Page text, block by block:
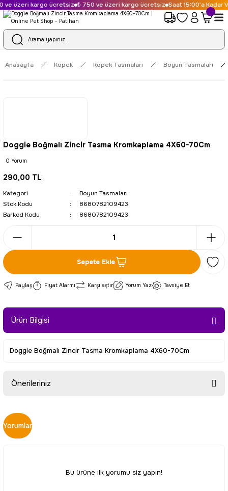
ve üzeri kargo ücretsiz ₺ 750 ve üzeri kargo ücretsiz Saat 15:00'a Kadar
Anasayfa Köpek Köpek Tasmaları Boyun Tasmaları
Doggie Boğmalı Zincir Tasma Kromkaplama 4X60-70Cm
0 Yorum
290,00 TL
Kategori
Boyun Tasmaları
Stok Kodu
8680782109423
Barkod Kodu
8680782109423
Sepete Ekle
Paylaş Fiyat Alarmı Karşılaştır Yorum Yaz Tavsiye Et
Ürün Bilgisi
Doggie Boğmalı Zincir Tasma Kromkaplama 4X60-70Cm
Önerileriniz
Bu ürünün fiyat bilgisi, resim, ürün açıklamalarında ve diğer
konularda yetersiz gördüğünüz noktaları öneri formunu
kullanarak tarafımıza iletebilirsiniz.
Ürün resmi kalitesiz, bozuk veya görüntülenemiyor.
Yorumlar
Bu ürüne ilk yorumu siz yapın!